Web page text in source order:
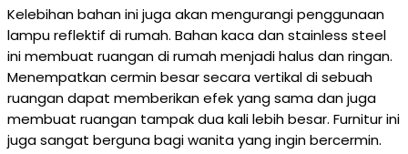
Kelebihan bahan ini juga akan mengurangi penggunaan
lampu reflektif di rumah. Bahan kaca dan stainless steel
ini membuat ruangan di rumah menjadi halus dan ringan.
Menempatkan cermin besar secara vertikal di sebuah
ruangan dapat memberikan efek yang sama dan juga
membuat ruangan tampak dua kali lebih besar. Furnitur ini
juga sangat berguna bagi wanita yang ingin bercermin.